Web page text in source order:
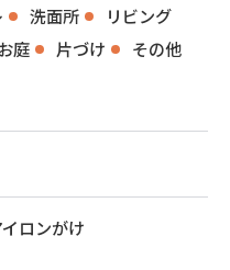
洗面所
リビング
庭 片づけ その他
ロンがけ